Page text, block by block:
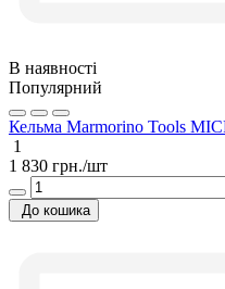
В наявності
Популярний
Кельма Marmorino Tools
1
1 830 грн./шт
До кошика